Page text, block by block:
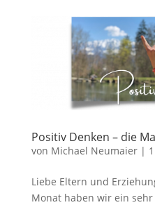
Positiv Denken – die
von Michael Neumaier|
Liebe Eltern und
Monat haben wir ein